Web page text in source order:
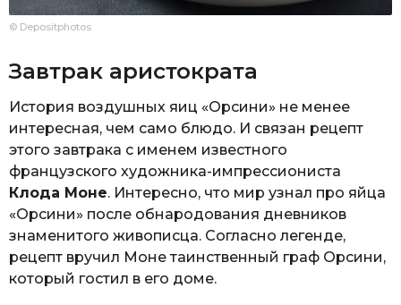
© Depositphotos
Завтрак аристократа
История воздушных яиц «Орсини» не менее
интересная, чем само блюдо. И связан рецепт
этого завтрака с именем известного
французского художника-импрессиониста
Клода Моне. Интересно, что мир узнал про яйца
«Орсини» после обнародования дневников
знаменитого живописца. Согласно легенде,
рецепт вручил Моне таинственный граф Орсини,
который гостил в его доме.